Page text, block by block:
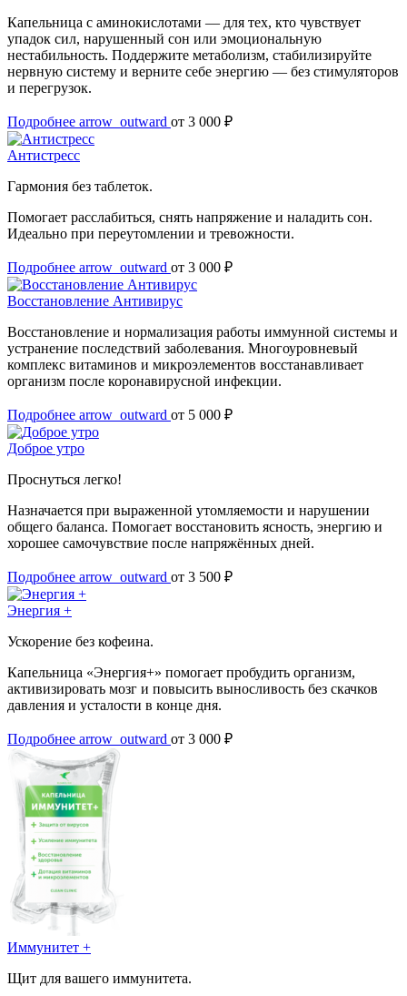
Капельница с аминокислотами — для тех, кто чувствует
упадок сил, нарушенный сон или эмоциональную
нестабильность. Поддержите метаболизм, стабилизируйте
нервную систему и верните себе энергию — без стимуляторов
и перегрузок.
Подробнее arrow_outward от 3 000 ₽
Антистресс
Гармония без таблеток.
Помогает расслабиться, снять напряжение и наладить сон.
Идеально при переутомлении и тревожности.
Подробнее arrow_outward от 3 000 ₽
Восстановление Антивирус
Восстановление и нормализация работы иммунной системы и
устранение последствий заболевания. Многоуровневый
комплекс витаминов и микроэлементов восстанавливает
организм после коронавирусной инфекции.
Подробнее arrow_outward от 5 000 ₽
Доброе утро
Проснуться легко!
Назначается при выраженной утомляемости и нарушении
общего баланса. Помогает восстановить ясность, энергию и
хорошее самочувствие после напряжённых дней.
Подробнее arrow_outward от 3 500 ₽
Энергия +
Ускорение без кофеина.
Капельница «Энергия+» помогает пробудить организм,
активизировать мозг и повысить выносливость без скачков
давления и усталости в конце дня.
Подробнее arrow_outward от 3 000 ₽
Иммунитет +
Щит для вашего иммунитета.